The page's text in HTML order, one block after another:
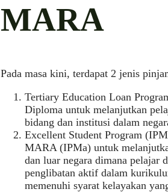
MARA
Pada masa kini, terdapat 2 jenis
Tertiary Education Loan
Diploma untuk melanjutkan
bidang dan institusi dalam
Excellent Student Program
MARA (IPMa) untuk
dan luar negara dimana pelajar
penglibatan aktif dalam
memenuhi syarat kelayakan